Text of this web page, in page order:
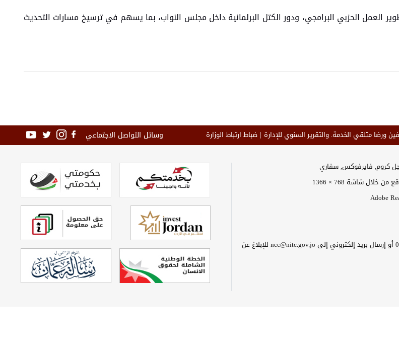
العمل الحزبي البرامجي، ودور الكتل البرلمانية داخل مجلس النواب، بما يسهم في ترسيخ مسارات التحديث
ورضا متلقي الخدمة. والتقرير السنوي للإدارة ضباط ارتباط الوزارة وسائل التواصل الاجتماعي
شاشة 768 × 1366
يرجى الاتصال على 065008080 أو إرسال بريد إلكتروني إلى ncc@nitc.gov.jo للإبلاغ عن